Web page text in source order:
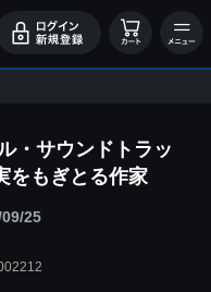
・サウンドトラッ
をもぎとる作家
25